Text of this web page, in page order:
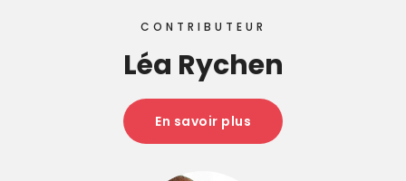
CONTRIBUTEUR
Léa Rychen
En savoir plus